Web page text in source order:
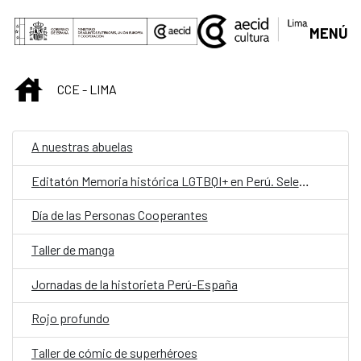
Saltar al contenido principal
MENÚ
INICIOCCE - LIMA
A nuestras abuelas
Editatón Memoria histórica LGTBQI+ en Perú. Seleccióln
Día de las Personas Cooperantes
Taller de manga
Jornadas de la historieta Perú-España
Rojo profundo
Taller de cómic de superhéroes